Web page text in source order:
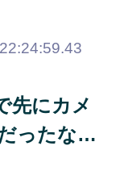
先にカメ
ったな…